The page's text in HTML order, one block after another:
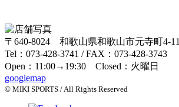
〒640-8024 和歌山県和歌山市元寺町4-11
Tel：073-428-3741 / FAX：073-428-3743
Open：11:00→19:30 Closed：火曜日
googlemap
© MIKI SPORTS / All Rights Reserved